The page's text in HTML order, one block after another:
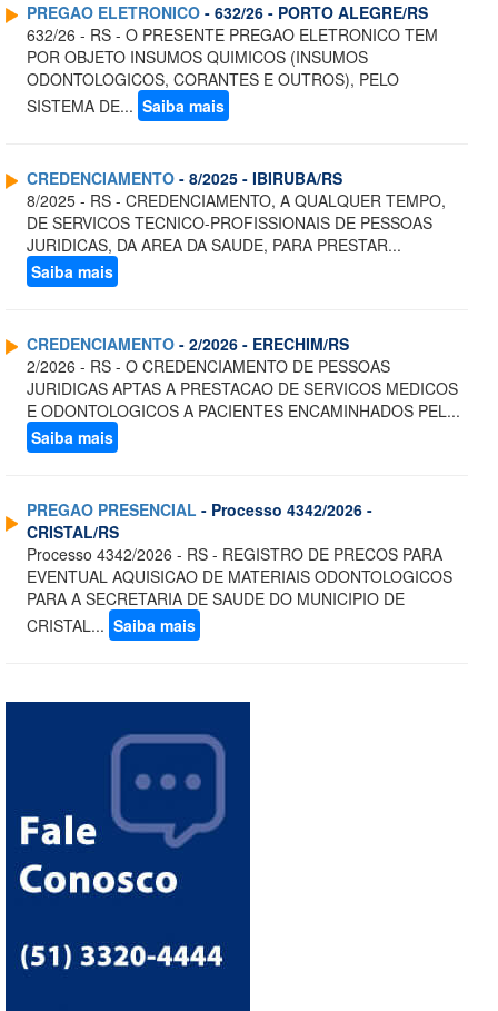
PREGAO ELETRONICO - 632/26 - PORTO ALEGRE/RS
632/26 - RS - O PRESENTE PREGAO ELETRONICO TEM
POR OBJETO INSUMOS QUIMICOS (INSUMOS
ODONTOLOGICOS, CORANTES E OUTROS), PELO
SISTEMA DE... Saiba mais
CREDENCIAMENTO - 8/2025 - IBIRUBA/RS
8/2025 - RS - CREDENCIAMENTO, A QUALQUER TEMPO,
DE SERVICOS TECNICO-PROFISSIONAIS DE PESSOAS
JURIDICAS, DA AREA DA SAUDE, PARA PRESTAR...
Saiba mais
CREDENCIAMENTO - 2/2026 - ERECHIM/RS
2/2026 - RS - O CREDENCIAMENTO DE PESSOAS
JURIDICAS APTAS A PRESTACAO DE SERVICOS MEDICOS
E ODONTOLOGICOS A PACIENTES ENCAMINHADOS PEL...
Saiba mais
PREGAO PRESENCIAL - Processo 4342/2026 -
CRISTAL/RS
Processo 4342/2026 - RS - REGISTRO DE PRECOS PARA
EVENTUAL AQUISICAO DE MATERIAIS ODONTOLOGICOS
PARA A SECRETARIA DE SAUDE DO MUNICIPIO DE
CRISTAL... Saiba mais